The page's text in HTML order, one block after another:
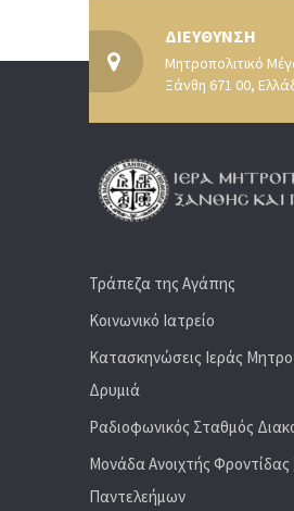
ΔΙΕΥΘΥΝΣΗ
Μητροπολιτικό
Ξάνθη 671 00,
Τράπεζα της Αγάπης
Κοινωνικό Ιατρείο
Κατασκηνώσεις Ιεράς
Δρυμιά
Ραδιoφωνικός Σταθμός
Μονάδα Ανοιχτής Φροντίδας
Παντελεήμων